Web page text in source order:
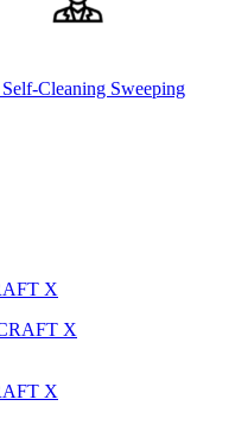
Cleaning Sweeping
X
X